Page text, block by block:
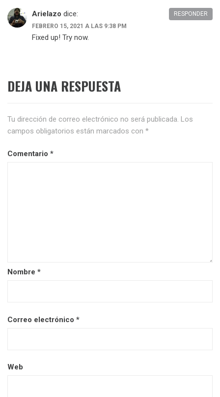
Arielazo dice:
FEBRERO 15, 2021 A LAS 9:38 PM
Fixed up! Try now.
RESPONDER
DEJA UNA RESPUESTA
Tu dirección de correo electrónico no será publicada. Los
campos obligatorios están marcados con *
Comentario *
Nombre *
Correo electrónico *
Web